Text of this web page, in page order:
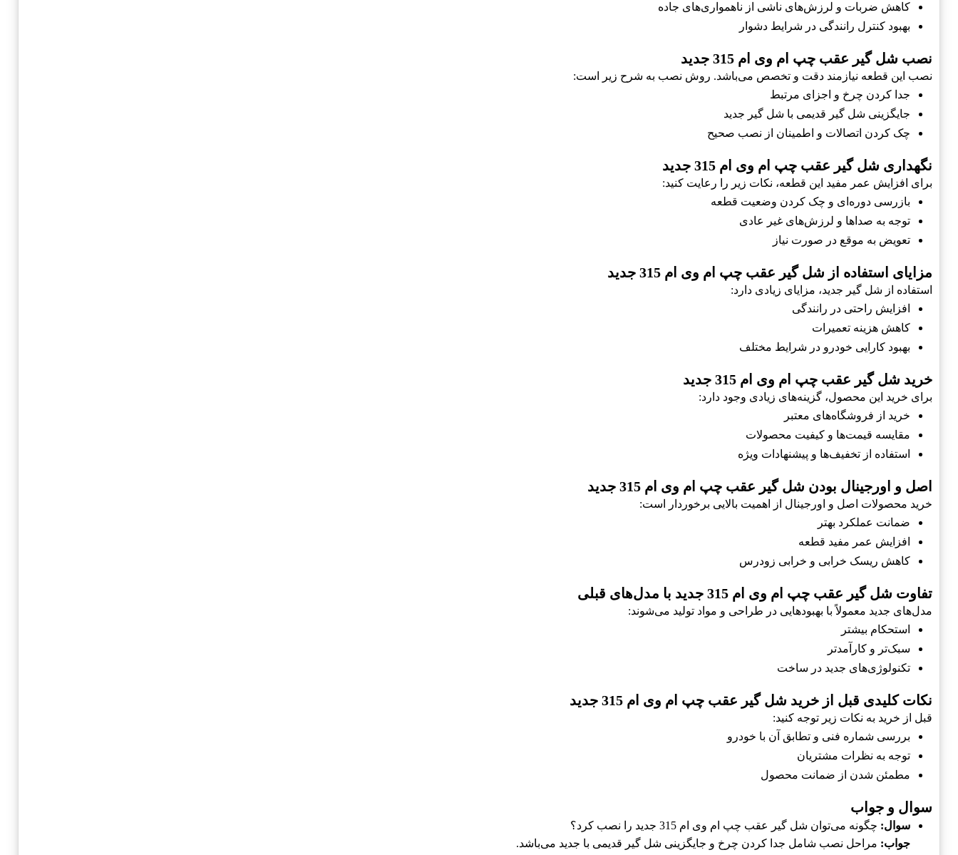
کاهش ضربات و لرزش‌های ناشی از ناهمواری‌های جاده
بهبود کنترل رانندگی در شرایط دشوار
نصب شل گير عقب چپ ام وی ام 315 جدید
نصب این قطعه نیازمند دقت و تخصص می‌باشد. روش نصب به شرح زیر است:
جدا کردن چرخ و اجزای مرتبط
جایگزینی شل گير قدیمی با شل گير جدید
چک کردن اتصالات و اطمینان از نصب صحیح
نگهداری شل گير عقب چپ ام وی ام 315 جدید
برای افزایش عمر مفید این قطعه، نکات زیر را رعایت کنید:
بازرسی دوره‌ای و چک کردن وضعیت قطعه
توجه به صداها و لرزش‌های غیر عادی
تعویض به موقع در صورت نیاز
مزایای استفاده از شل گير عقب چپ ام وی ام 315 جدید
استفاده از شل گير جدید، مزایای زیادی دارد:
افزایش راحتی در رانندگی
کاهش هزینه تعمیرات
بهبود کارایی خودرو در شرایط مختلف
خرید شل گير عقب چپ ام وی ام 315 جدید
برای خرید این محصول، گزینه‌های زیادی وجود دارد:
خرید از فروشگاه‌های معتبر
مقایسه قیمت‌ها و کیفیت محصولات
استفاده از تخفیف‌ها و پیشنهادات ویژه
اصل و اورجینال بودن شل گير عقب چپ ام وی ام 315 جدید
خرید محصولات اصل و اورجینال از اهمیت بالایی برخوردار است:
ضمانت عملکرد بهتر
افزایش عمر مفید قطعه
کاهش ریسک خرابی و خرابی زودرس
تفاوت شل گير عقب چپ ام وی ام 315 جدید با مدل‌های قبلی
مدل‌های جدید معمولاً با بهبودهایی در طراحی و مواد تولید می‌شوند:
استحکام بیشتر
سبک‌تر و کارآمدتر
تکنولوژی‌های جدید در ساخت
نکات کلیدی قبل از خرید شل گير عقب چپ ام وی ام 315 جدید
قبل از خرید به نکات زیر توجه کنید:
بررسی شماره فنی و تطابق آن با خودرو
توجه به نظرات مشتریان
مطمئن شدن از ضمانت محصول
سوال و جواب
سوال: چگونه می‌توان شل گير عقب چپ ام وی ام 315 جدید را نصب کرد؟
جواب: مراحل نصب شامل جدا کردن چرخ و جایگزینی شل گير قدیمی با جدید می‌باشد.